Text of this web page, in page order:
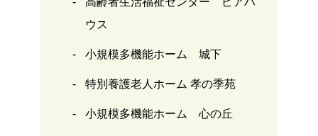
ウス
小規模多機能ホーム 城下
特別養護老人ホーム 孝の季苑
小規模多機能ホーム 心の丘